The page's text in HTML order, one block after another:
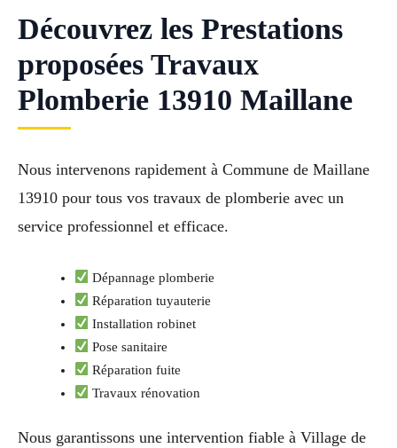
Découvrez les Prestations
proposées Travaux
Plomberie 13910 Maillane
Nous intervenons rapidement à Commune de Maillane
13910 pour tous vos travaux de plomberie avec un
service professionnel et efficace.
Dépannage plomberie
Réparation tuyauterie
Installation robinet
Pose sanitaire
Réparation fuite
Travaux rénovation
Nous garantissons une intervention fiable à Village de